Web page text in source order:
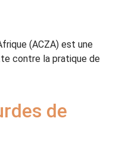
(ACZA) est une
contre la pratique de
de